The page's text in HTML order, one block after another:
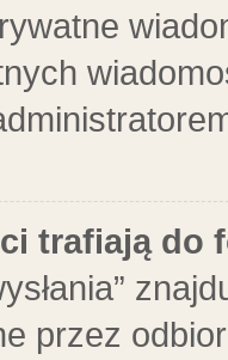
trafiają do
przez